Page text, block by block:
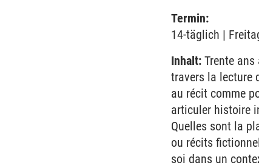
Termin:
14-täglich |
Inhalt: Trente
travers la lecture
au récit comme
articuler histoire
Quelles sont la
ou récits
soi dans un